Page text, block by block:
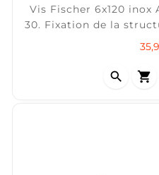
Vis Fischer 6x120 inox
30. Fixation de la
solives. ± 25
 